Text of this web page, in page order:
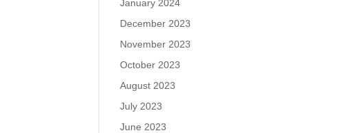
January 2024
December 2023
November 2023
October 2023
August 2023
July 2023
June 2023